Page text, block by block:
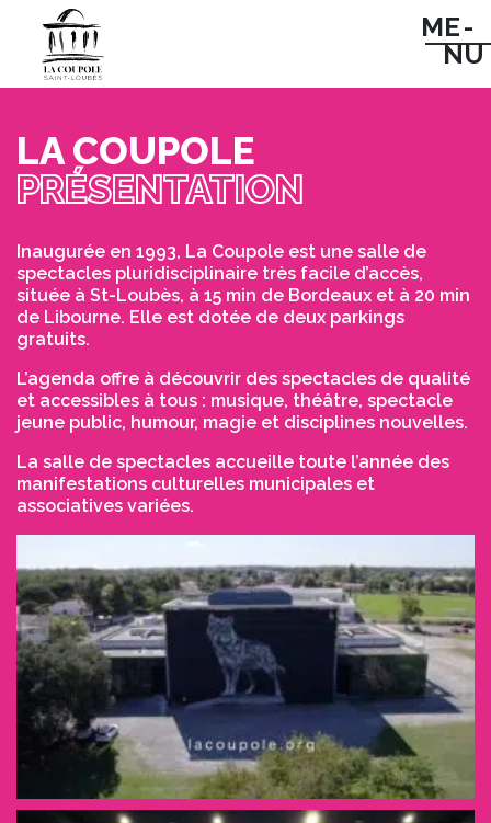
ME -
NU
LA COUPOLE
PRÉSENTATION
Inaugurée en 1993, La Coupole est une salle de
spectacles pluridisciplinaire très facile d’accès,
située à St-Loubès, à 15 min de Bordeaux et à 20 min
de Libourne. Elle est dotée de deux parkings
gratuits.
L’agenda offre à découvrir des spectacles de qualité
et accessibles à tous : musique, théâtre, spectacle
jeune public, humour, magie et disciplines nouvelles.
La salle de spectacles accueille toute l’année des
manifestations culturelles municipales et
associatives variées.